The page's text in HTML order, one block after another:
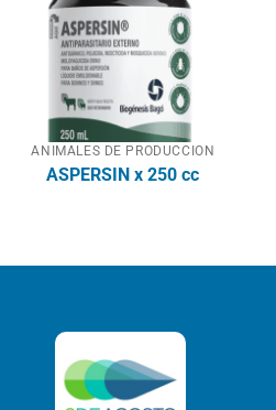
ANIMALES DE PRODUCCION
ASPERSIN x 250 cc